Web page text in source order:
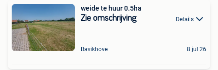
weide te huur 0.5ha
Zie omschrijving Details
Bavikhove 8 jul 26